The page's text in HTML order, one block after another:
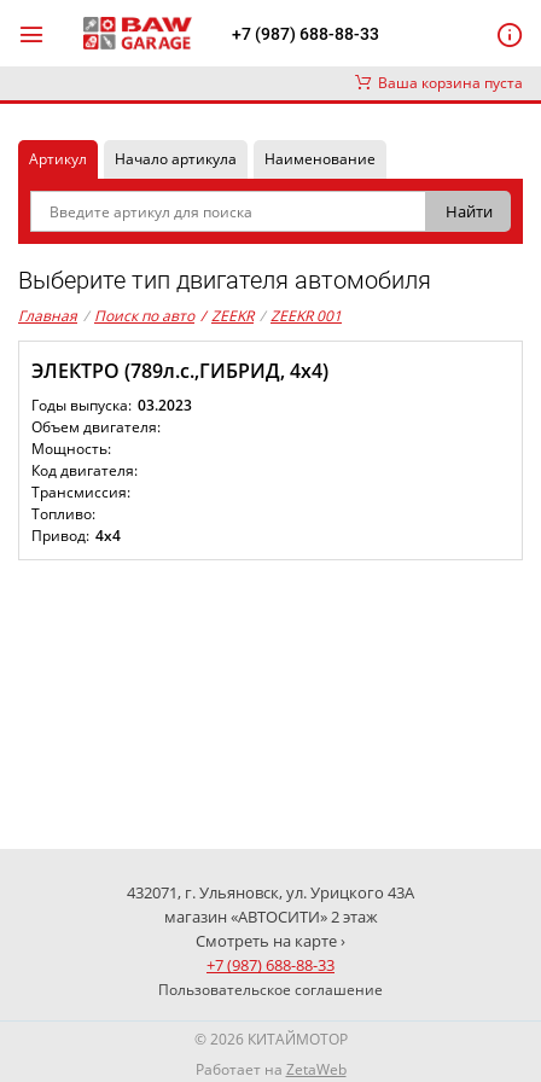
+7 (987) 688-88-33
Ваша корзина пуста
Артикул Начало артикула Наименование
Выберите тип двигателя автомобиля
Главная / Поиск по авто / ZEEKR / ZEEKR 001
ЭЛЕКТРО (789л.с.,ГИБРИД, 4x4)
03.2023
4x4
432071, г. Ульяновск, ул. Урицкого 43А
магазин «АВТОСИТИ» 2 этаж
Смотреть на карте ›
+7 (987) 688-88-33
Пользовательское соглашение
© 2026 КИТАЙМОТОР
Работает на ZetaWeb